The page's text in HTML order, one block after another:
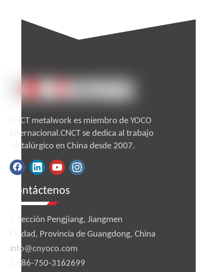
a medida ISO 9001 de buena calidad
Preguntar
Procesamiento personalizado de
mecanizado ultrasónico de acero
inoxidable 201
Preguntar
CNCT metalwork es miembro de YOCO
internacional.CNCT se dedica al trabajo
metalúrgico en China desde 2007.
Contáctenos
Sección Pengjiang, Jiangmen
Ciudad, Provincia de Guangdong, China
info@cnyoco.com
+86-750-3162699